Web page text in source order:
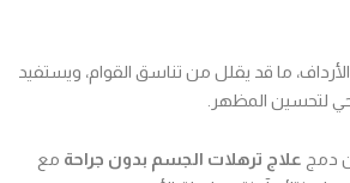
ما قد يقلل من تناسق القوام، ويستفيد
لتحسين المظهر.
دمج علاج ترهلات الجسم بدون جراحة مع